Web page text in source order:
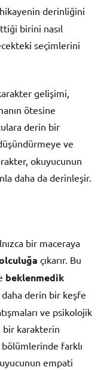
derinliğini
birini nasıl
seçimlerini
gelişimi,
ötesine
derin bir
ve
okuyucunun
daha da derinleşir.
bir maceraya
çıkarır. Bu
beklenmedik
derin bir keşfe
ve psikolojik
bir karakterin
farklı
empati